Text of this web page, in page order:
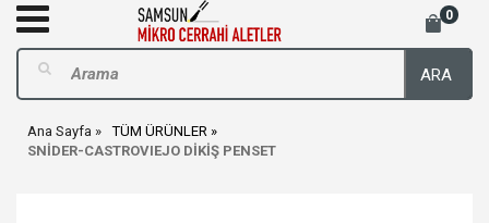
0
ARA
Ana Sayfa
TÜM ÜRÜNLER
SNİDER-CASTROVIEJO DİKİŞ PENSET